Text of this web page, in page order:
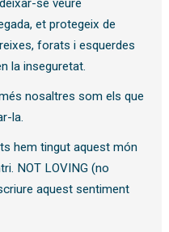
se veure
et protegeix de
forats i esquerdes
la inseguretat.
nosaltres som els que
la.
hem tingut aquest món
NOT LOVING (no
aquest sentiment